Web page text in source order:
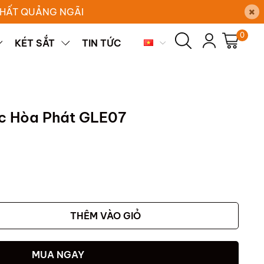
QUẢNG NGÃI ×
KÉT SẮT TIN TỨC
0
Hòa Phát GLE07
THÊM VÀO GIỎ
MUA NGAY